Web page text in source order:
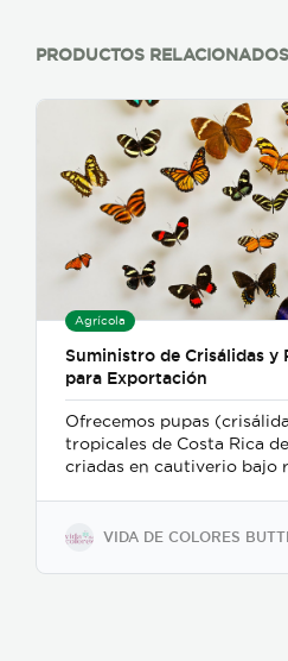
PRODUCTOS RELACIONADOS
Agrícola
Suministro de Crisálidas y
para Exportación
Ofrecemos pupas
tropicales de Costa Rica
criadas en cautiverio bajo
de eclosión
mariposarios y jardines
VIDA DE COLORES